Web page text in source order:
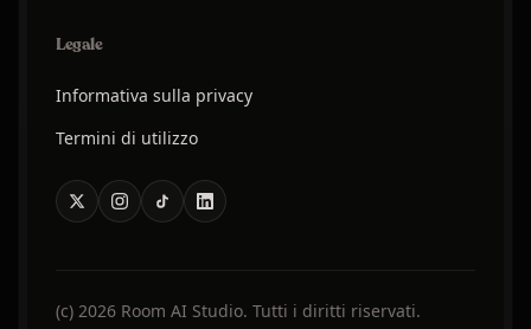
Legale
Informativa sulla privacy
Termini di utilizzo
(c) 2026 Room AI Studio. Tutti i diritti riservati.